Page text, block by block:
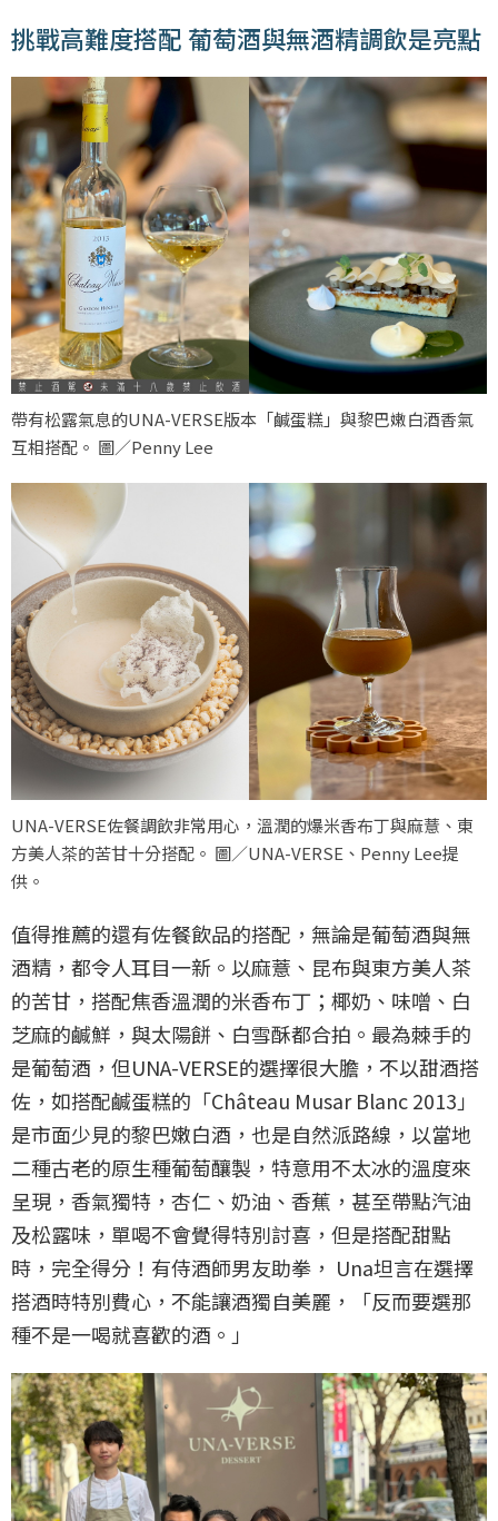
挑戰高難度搭配 葡萄酒與無酒精調飲是亮點
帶有松露氣息的UNA-VERSE版本「鹹蛋糕」與黎巴嫩白酒香氣
互相搭配。 圖／Penny Lee
UNA-VERSE佐餐調飲非常用心，溫潤的爆米香布丁與麻薏、東
方美人茶的苦甘十分搭配。 圖／UNA-VERSE、Penny Lee提
供。
值得推薦的還有佐餐飲品的搭配，無論是葡萄酒與無
酒精，都令人耳目一新。以麻薏、昆布與東方美人茶
的苦甘，搭配焦香溫潤的米香布丁；椰奶、味噌、白
芝麻的鹹鮮，與太陽餅、白雪酥都合拍。最為棘手的
是葡萄酒，但UNA-VERSE的選擇很大膽，不以甜酒搭
佐，如搭配鹹蛋糕的「Château Musar Blanc 2013」
是市面少見的黎巴嫩白酒，也是自然派路線，以當地
二種古老的原生種葡萄釀製，特意用不太冰的溫度來
呈現，香氣獨特，杏仁、奶油、香蕉，甚至帶點汽油
及松露味，單喝不會覺得特別討喜，但是搭配甜點
時，完全得分！有侍酒師男友助拳， Una坦言在選擇
搭酒時特別費心，不能讓酒獨自美麗，「反而要選那
種不是一喝就喜歡的酒。」